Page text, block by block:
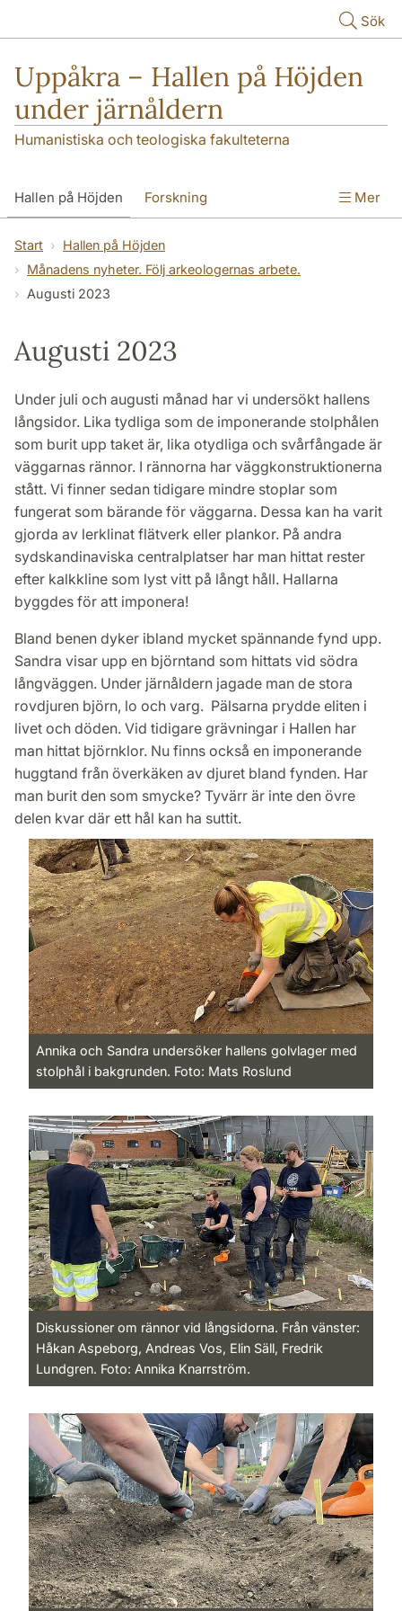
Sök
Uppåkra – Hallen på Höjden
under järnåldern
Humanistiska och teologiska fakulteterna
Hallen på Höjden Forskning
Publikationer Uppåkra i media
Seminarieundersökningar Kontakt
Mer
Start
Hallen på Höjden
Månadens nyheter. Följ arkeologernas arbete.
Augusti 2023
Augusti 2023
Under juli och augusti månad har vi undersökt hallens
långsidor. Lika tydliga som de imponerande stolphålen
som burit upp taket är, lika otydliga och svårfångade är
väggarnas rännor. I rännorna har väggkonstruktionerna
stått. Vi finner sedan tidigare mindre stoplar som
fungerat som bärande för väggarna. Dessa kan ha varit
gjorda av lerklinat flätverk eller plankor. På andra
sydskandinaviska centralplatser har man hittat rester
efter kalkkline som lyst vitt på långt håll. Hallarna
byggdes för att imponera!
Bland benen dyker ibland mycket spännande fynd upp.
Sandra visar upp en björntand som hittats vid södra
långväggen. Under järnåldern jagade man de stora
rovdjuren björn, lo och varg. Pälsarna prydde eliten i
livet och döden. Vid tidigare grävningar i Hallen har
man hittat björnklor. Nu finns också en imponerande
huggtand från överkäken av djuret bland fynden. Har
man burit den som smycke? Tyvärr är inte den övre
delen kvar där ett hål kan ha suttit.
Annika och Sandra undersöker hallens golvlager med
stolphål i bakgrunden. Foto: Mats Roslund
Diskussioner om rännor vid långsidorna. Från vänster:
Håkan Aspeborg, Andreas Vos, Elin Säll, Fredrik
Lundgren. Foto: Annika Knarrström.